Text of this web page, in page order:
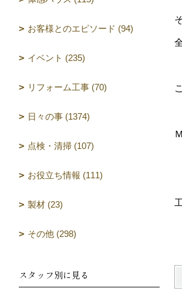
お客様とのエピソード (94)
イベント (235)
リフォーム工事 (70)
日々の事 (1374)
点検・清掃 (107)
お役立ち情報 (111)
製材 (23)
その他 (298)
スタッフ別に見る